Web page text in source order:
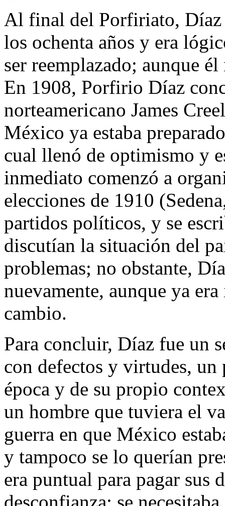
Al final del Porfiriato, Díaz
los ochenta años y era
ser reemplazado; aunque
En 1908, Porfirio Díaz
norteamericano James
México ya estaba
cual llenó de optimismo y
inmediato comenzó a
elecciones de 1910
partidos políticos, y se
discutían la situación del
problemas; no obstante,
nuevamente, aunque ya
cambio.
Para concluir, Díaz fue un
con defectos y virtudes, un
época y de su propio
un hombre que tuviera el
guerra en que México
y tampoco se lo querían
era puntual para pagar sus